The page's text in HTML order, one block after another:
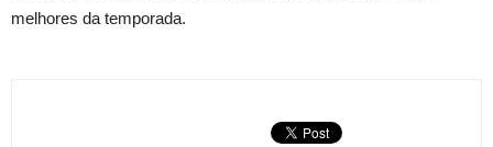
melhores da temporada.